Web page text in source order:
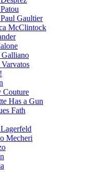
Gaultier
McClintock
Galliano
Couture
Has a Gun
Fath
Mecheri